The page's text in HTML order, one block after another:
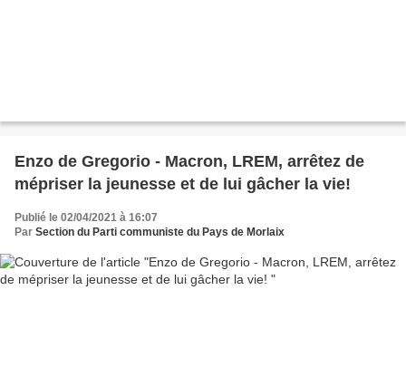
Enzo de Gregorio - Macron, LREM, arrêtez de
mépriser la jeunesse et de lui gâcher la vie!
Publié le 02/04/2021 à 16:07
Par Section du Parti communiste du Pays de Morlaix